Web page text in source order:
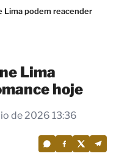
Lima podem reacender
Lima
hoje
de 2026 13:36